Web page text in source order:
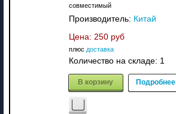
совместимый
Производитель: Китай
Цена: 250 руб
плюс доставка
Количество на складе: 1
В корзину Подробнее